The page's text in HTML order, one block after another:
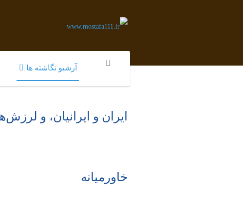
آرشیو نگاشته ها
ایران و ایرانیان، و
خاورمیانه